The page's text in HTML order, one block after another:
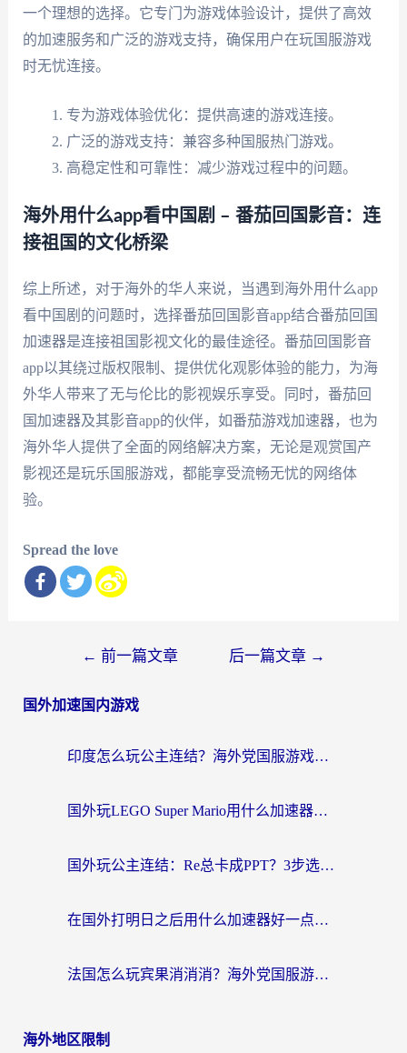
一个理想的选择。它专门为游戏体验设计，提供了高效
的加速服务和广泛的游戏支持，确保用户在玩国服游戏
时无忧连接。
专为游戏体验优化：提供高速的游戏连接。
广泛的游戏支持：兼容多种国服热门游戏。
高稳定性和可靠性：减少游戏过程中的问题。
海外用什么app看中国剧 – 番茄回国影音：连
接祖国的文化桥梁
综上所述，对于海外的华人来说，当遇到海外用什么app
看中国剧的问题时，选择番茄回国影音app结合番茄回国
加速器是连接祖国影视文化的最佳途径。番茄回国影音
app以其绕过版权限制、提供优化观影体验的能力，为海
外华人带来了无与伦比的影视娱乐享受。同时，番茄回
国加速器及其影音app的伙伴，如番茄游戏加速器，也为
海外华人提供了全面的网络解决方案，无论是观赏国产
影视还是玩乐国服游戏，都能享受流畅无忧的网络体
验。
Spread the love
导
← 前一篇文章 后一篇文章 →
国外加速国内游戏
印度怎么玩公主连结？海外党国服游戏加速终极指南（附仙境传说RO重生细胞优化技巧）
国外玩LEGO Super Mario用什么加速器？2026海外玩家亲测有效指南
国外玩公主连结：Re总卡成PPT？3步选对加速器，畅玩国服无压力
在国外打明日之后用什么加速器好一点？海外玩家亲测有效的国服游戏加速指南
法国怎么玩宾果消消消？海外党国服游戏加速器终极指南（附漫威召唤与合成解决办法）
海外地区限制